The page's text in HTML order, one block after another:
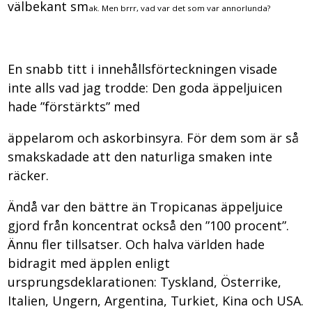
välbekant smak. Men brrr, vad var det som var annorlunda?
En snabb titt i innehållsförteckningen visade
inte alls vad jag trodde: Den goda äppeljuicen
hade ”förstärkts” med
äppelarom och askorbinsyra. För dem som är så
smakskadade att den naturliga smaken inte
räcker.
Ändå var den bättre än Tropicanas äppeljuice
gjord från koncentrat också den ”100 procent”.
Ännu fler tillsatser. Och halva världen hade
bidragit med äpplen enligt
ursprungsdeklarationen: Tyskland, Österrike,
Italien, Ungern, Argentina, Turkiet, Kina och USA.